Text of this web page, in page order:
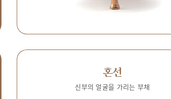
혼선
신부의 얼굴을 가리는 부채